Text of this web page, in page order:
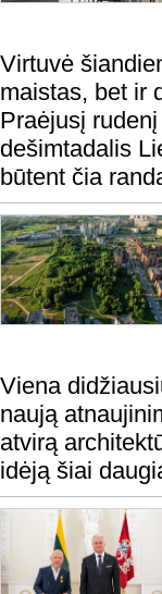
Virtuvė
maistas, bet ir
Praėjusį
dešimtadalis
būtent čia
Viena
naują
atvirą
idėją šiai